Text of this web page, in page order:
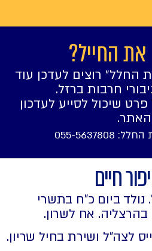
את החייל?
החלל״ רוצים לעדכן עוד
חרבות ברזל.
שיכול לסייע לעדכון
האתר.
5637808
חיים
נולד ביום כ"ח בתשרי